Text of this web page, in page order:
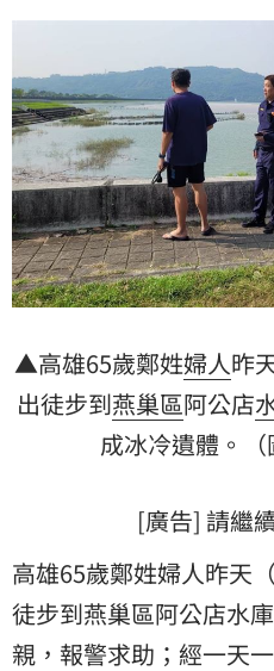
▲高雄65歲鄭姓婦人昨
出徒步到燕巢區阿公店
成冰冷遺體。（
[廣告] 請繼
高雄65歲鄭姓婦人昨天
徒步到燕巢區阿公店水庫
親，報警求助；經一天